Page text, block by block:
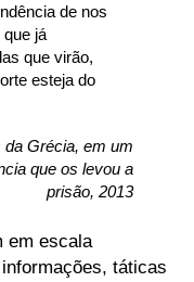
de nos
já
que virão,
esteja do
Grécia, em um
que os levou a
prisão, 2013
em escala
táticas